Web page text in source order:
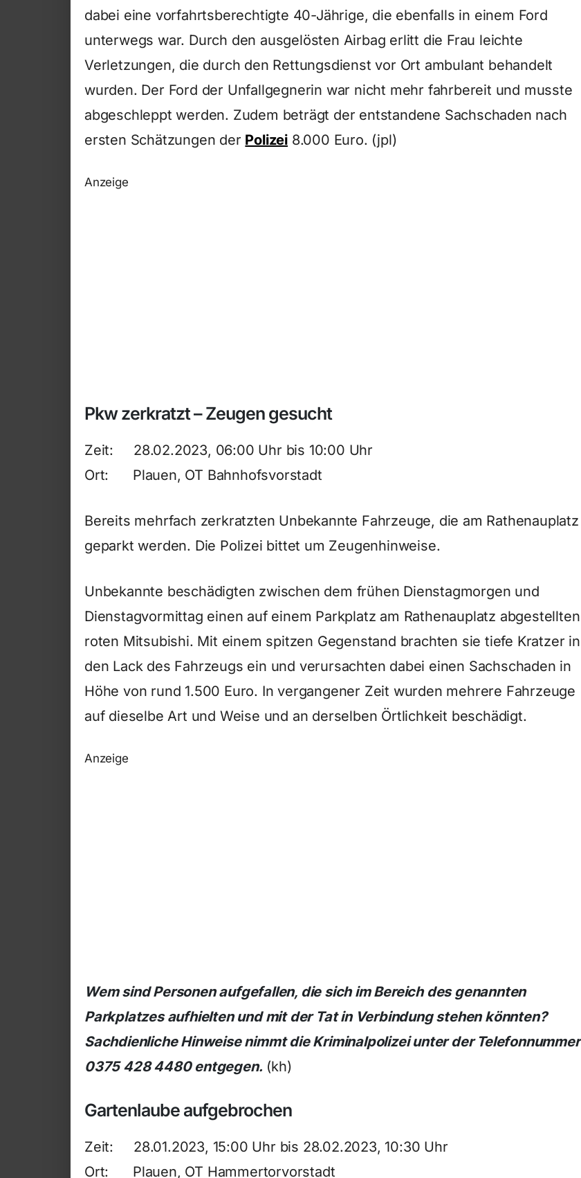
dabei eine vorfahrtsberechtigte 40-Jährige, die ebenfalls in einem Ford
unterwegs war. Durch den ausgelösten Airbag erlitt die Frau leichte
Verletzungen, die durch den Rettungsdienst vor Ort ambulant behandelt
wurden. Der Ford der Unfallgegnerin war nicht mehr fahrbereit und musste
abgeschleppt werden. Zudem beträgt der entstandene Sachschaden nach
ersten Schätzungen der Polizei 8.000 Euro. (jpl)
Anzeige
Pkw zerkratzt – Zeugen gesucht
Zeit: 28.02.2023, 06:00 Uhr bis 10:00 Uhr
Ort: Plauen, OT Bahnhofsvorstadt
Bereits mehrfach zerkratzten Unbekannte Fahrzeuge, die am Rathenauplatz
geparkt werden. Die Polizei bittet um Zeugenhinweise.
Unbekannte beschädigten zwischen dem frühen Dienstagmorgen und
Dienstagvormittag einen auf einem Parkplatz am Rathenauplatz abgestellten
roten Mitsubishi. Mit einem spitzen Gegenstand brachten sie tiefe Kratzer in
den Lack des Fahrzeugs ein und verursachten dabei einen Sachschaden in
Höhe von rund 1.500 Euro. In vergangener Zeit wurden mehrere Fahrzeuge
auf dieselbe Art und Weise und an derselben Örtlichkeit beschädigt.
Anzeige
Wem sind Personen aufgefallen, die sich im Bereich des genannten
Parkplatzes aufhielten und mit der Tat in Verbindung stehen könnten?
Sachdienliche Hinweise nimmt die Kriminalpolizei unter der Telefonnummer
0375 428 4480 entgegen. (kh)
Gartenlaube aufgebrochen
Zeit: 28.01.2023, 15:00 Uhr bis 28.02.2023, 10:30 Uhr
Ort: Plauen, OT Hammertorvorstadt